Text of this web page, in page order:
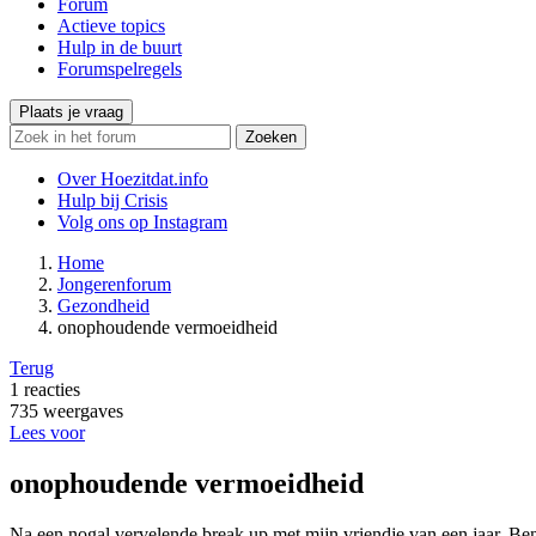
Forum
Actieve topics
Hulp in de buurt
Forumspelregels
Plaats je vraag
Zoeken
Over Hoezitdat.info
Hulp bij Crisis
Volg ons op Instagram
Home
Jongerenforum
Gezondheid
onophoudende vermoeidheid
Terug
1 reacties
735 weergaves
Lees voor
onophoudende vermoeidheid